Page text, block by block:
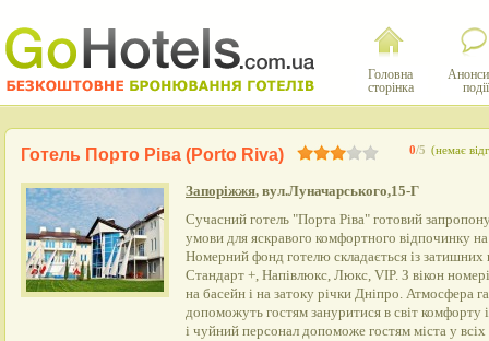
Головна
сторінка
події
0/5 (немає
Готель Порто Ріва (Porto Riva)
Запоріжжя, вул.Луначарського,15-Г
Сучасний готель "Порта Ріва" готовий
умови для яскравого комфортного відпочинку
Номерний фонд готелю складається із затишних
Стандарт +, Напівлюкс, Люкс, VIP. З вікон
на басейн і на затоку річки Дніпро. Атмосфера
допоможуть гостям зануритися в світ
і чуйний персонал допоможе гостям міста у